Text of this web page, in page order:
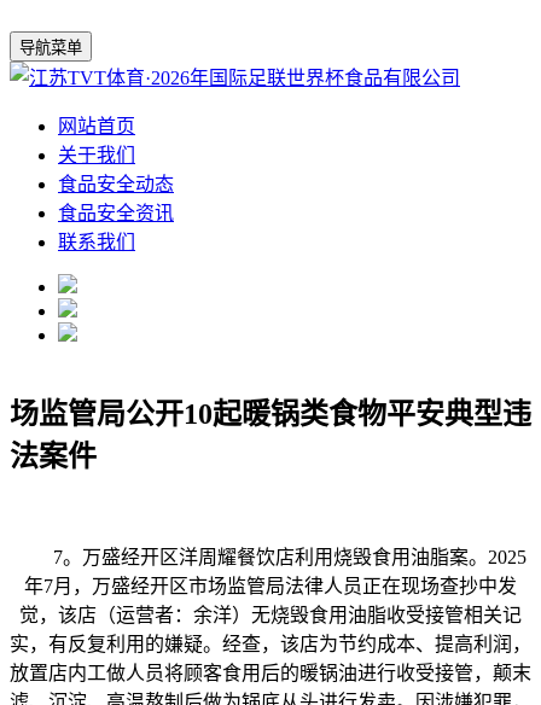
导航菜单
网站首页
关于我们
食品安全动态
食品安全资讯
联系我们
场监管局公开10起暖锅类食物平安典型违
法案件
7。万盛经开区洋周耀餐饮店利用烧毁食用油脂案。2025
年7月，万盛经开区市场监管局法律人员正在现场查抄中发
觉，该店（运营者：余洋）无烧毁食用油脂收受接管相关记
实，有反复利用的嫌疑。经查，该店为节约成本、提高利润，
放置店内工做人员将顾客食用后的暖锅油进行收受接管，颠末